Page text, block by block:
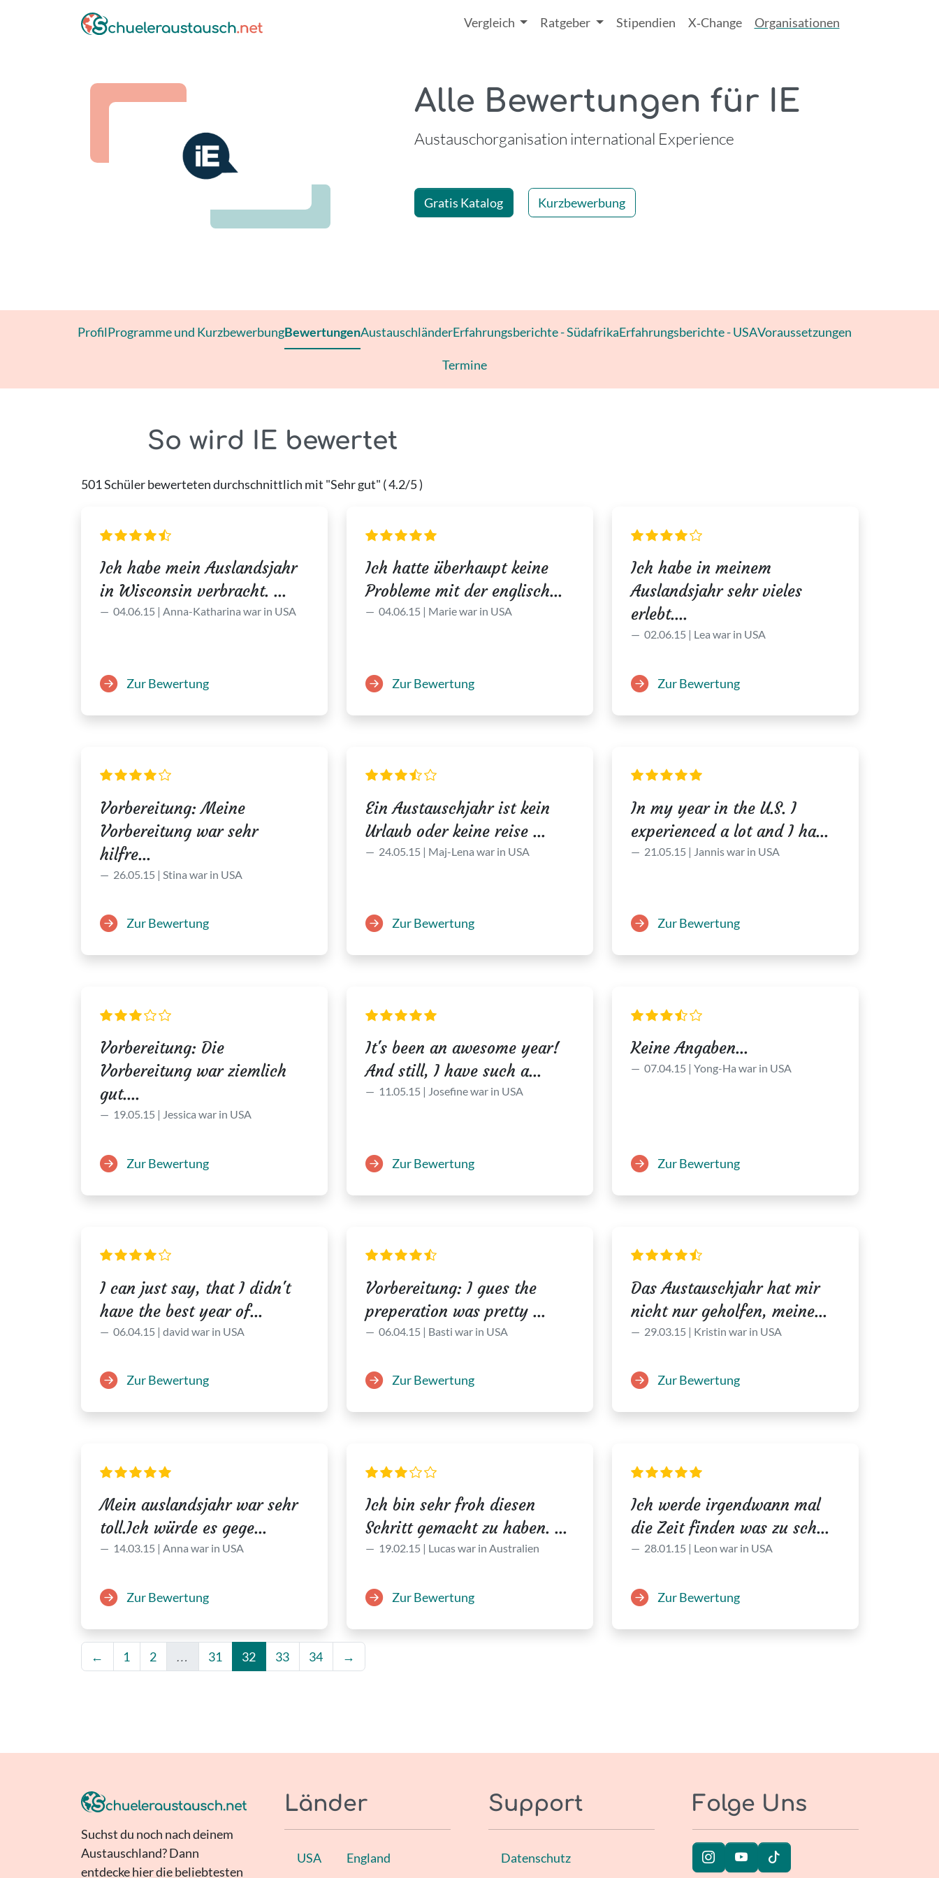
Vergleich Ratgeber Stipendien X‑Change Organisationen
Alle Bewertungen für IE
-
Austauschorganisation international Experience
Gratis Katalog Kurzbewerbung
ProfilProgramme und KurzbewerbungBewertungenAustauschländerErfahrungsberichte - SüdafrikaErfahrungsberichte - USAVoraussetzungen
Termine
So wird IE bewertet
501 Schüler bewerteten durchschnittlich mit "Sehr gut" ( 4.2/5 )
Ich habe mein Auslandsjahr
in Wisconsin verbracht. ...
04.06.15 | Anna-Katharina war in USA
Zur Bewertung
Ich hatte überhaupt keine
Probleme mit der englisch...
04.06.15 | Marie war in USA
Zur Bewertung
Ich habe in meinem
Auslandsjahr sehr vieles
erlebt....
02.06.15 | Lea war in USA
Zur Bewertung
Vorbereitung: Meine
Vorbereitung war sehr
hilfre...
26.05.15 | Stina war in USA
Zur Bewertung
Ein Austauschjahr ist kein
Urlaub oder keine reise ...
24.05.15 | Maj-Lena war in USA
Zur Bewertung
In my year in the U.S. I
experienced a lot and I ha...
21.05.15 | Jannis war in USA
Zur Bewertung
Vorbereitung: Die
Vorbereitung war ziemlich
gut....
19.05.15 | Jessica war in USA
Zur Bewertung
It's been an awesome year!
And still, I have such a...
11.05.15 | Josefine war in USA
Zur Bewertung
Keine Angaben...
07.04.15 | Yong-Ha war in USA
Zur Bewertung
I can just say, that I didn't
have the best year of...
06.04.15 | david war in USA
Zur Bewertung
Vorbereitung: I gues the
preperation was pretty ...
06.04.15 | Basti war in USA
Zur Bewertung
Das Austauschjahr hat mir
nicht nur geholfen, meine...
29.03.15 | Kristin war in USA
Zur Bewertung
Mein auslandsjahr war sehr
toll.Ich würde es gege...
14.03.15 | Anna war in USA
Zur Bewertung
Ich bin sehr froh diesen
Schritt gemacht zu haben. ...
19.02.15 | Lucas war in Australien
Zur Bewertung
Ich werde irgendwann mal
die Zeit finden was zu sch...
28.01.15 | Leon war in USA
Zur Bewertung
← 1 2 … 31 32 33 34 →
Suchst du noch nach deinem
Austauschland? Dann
entdecke hier die beliebtesten
Länder
USA England
Support
Datenschutz
Folge Uns